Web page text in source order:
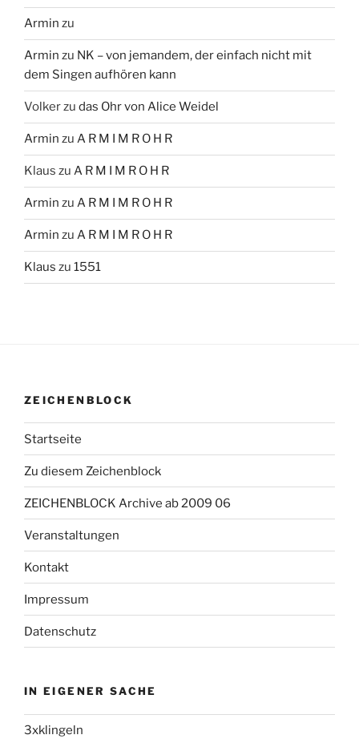
Armin zu
Armin zu NK – von jemandem, der einfach nicht mit
dem Singen aufhören kann
Volkerzu das Ohr von Alice Weidel
Armin zu A R M I M R O H R
Klaus zu A R M I M R O H R
Armin zu A R M I M R O H R
Armin zu A R M I M R O H R
Klaus zu 1551
ZEICHENBLOCK
Startseite
Zu diesem Zeichenblock
ZEICHENBLOCK Archive ab 2009 06
Veranstaltungen
Kontakt
Impressum
Datenschutz
IN EIGENER SACHE
3xklingeln